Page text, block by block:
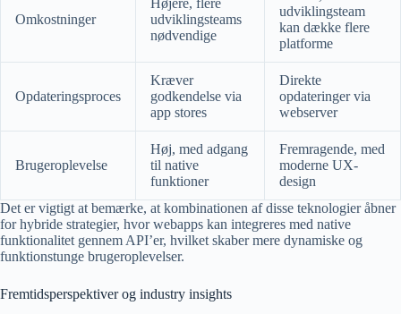
Omkostninger
udviklingsteams
nødvendige
udviklingsteam
kan dække flere
platforme
Opdateringsproces
Kræver
godkendelse via
app stores
Direkte
opdateringer via
webserver
Brugeroplevelse
Høj, med adgang
til native
funktioner
Fremragende, med
moderne UX-
design
Det er vigtigt at bemærke, at kombinationen af disse teknologier åbner
for hybride strategier, hvor webapps kan integreres med native
funktionalitet gennem API’er, hvilket skaber mere dynamiske og
funktionstunge brugeroplevelser.
Fremtidsperspektiver og industry insights